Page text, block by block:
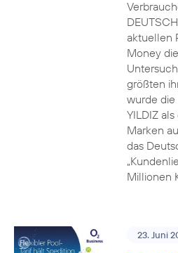
aktuellen
Money
größten
wurde die
YILDIZ
Marken
das
Millionen
23. Juni